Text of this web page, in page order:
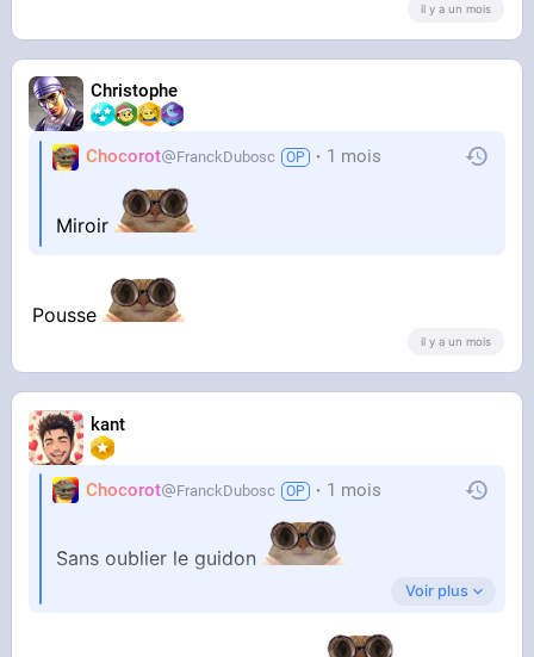
il y a un mois
Christophe
Chocorot FranckDubosc 1 mois
Miroir
Pousse
il y a un mois
kant
Chocorot FranckDubosc 1 mois
Sans oublier le guidon
Voir plus